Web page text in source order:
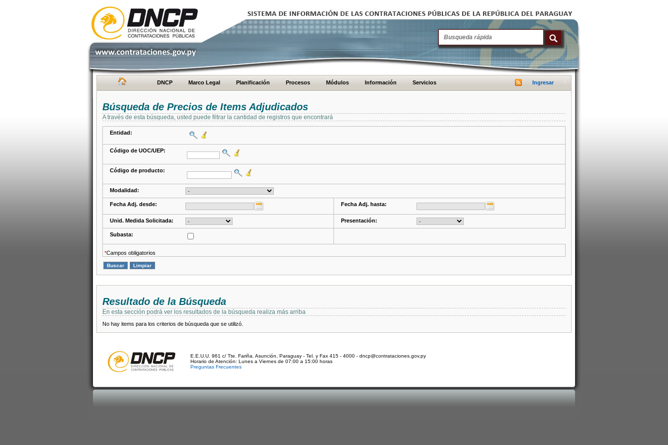
DNCP Marco Legal Planificación Procesos Módulos Información Servicios Ingresar
Búsqueda de Precios de Items Adjudicados
A través de esta búsqueda, usted puede filtrar la cantidad de registros que encontrará
Entidad:
Código de UOC/UEP:
Código de producto:
Modalidad:
Fecha Adj. desde: Fecha Adj. hasta:
Unid. Medida Solicitada: Presentación:
Subasta:
*Campos obligatorios
Resultado de la Búsqueda
En esta sección podrá ver los resultados de la búsqueda realiza más arriba
No hay items para los criterios de búsqueda que se utilizó.
E.E.U.U. 961 c/ Tte. Fariña. Asunción, Paraguay - Tel. y Fax 415 - 4000 - dncp@contrataciones.gov.py
Horario de Atención: Lunes a Viernes de 07:00 a 15:00 horas
Preguntas Frecuentes